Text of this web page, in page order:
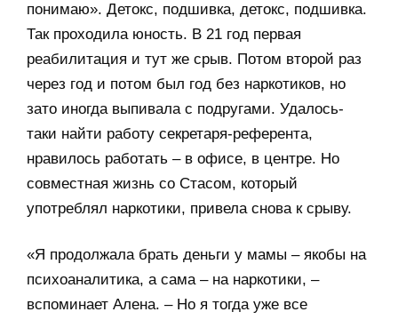
понимаю». Детокс, подшивка, детокс, подшивка.
Так проходила юность. В 21 год первая
реабилитация и тут же срыв. Потом второй раз
через год и потом был год без наркотиков, но
зато иногда выпивала с подругами. Удалось-
таки найти работу секретаря-референта,
нравилось работать – в офисе, в центре. Но
совместная жизнь со Стасом, который
употреблял наркотики, привела снова к срыву.
«Я продолжала брать деньги у мамы – якобы на
психоаналитика, а сама – на наркотики, –
вспоминает Алена. – Но я тогда уже все